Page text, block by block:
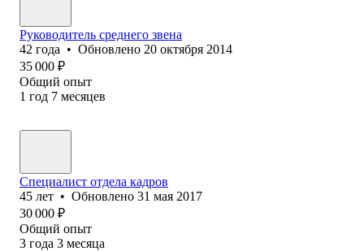
Руководитель среднего звена
42 года • Обновлено 20 октября 2014
35 000 ₽
Общий опыт
1 год 7 месяцев
Специалист отдела кадров
45 лет • Обновлено 31 мая 2017
30 000 ₽
Общий опыт
3 года 3 месяца